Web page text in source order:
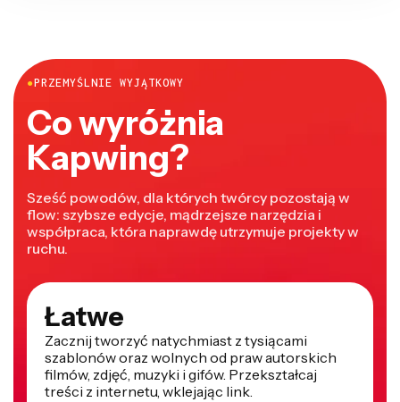
●PRZEMYŚLNIE WYJĄTKOWY
Co wyróżnia
Kapwing?
Sześć powodów, dla których twórcy pozostają w
flow: szybsze edycje, mądrzejsze narzędzia i
współpraca, która naprawdę utrzymuje projekty w
ruchu.
Łatwe
Zacznij tworzyć natychmiast z tysiącami
szablonów oraz wolnych od praw autorskich
filmów, zdjęć, muzyki i gifów. Przekształcaj
treści z internetu, wklejając link.